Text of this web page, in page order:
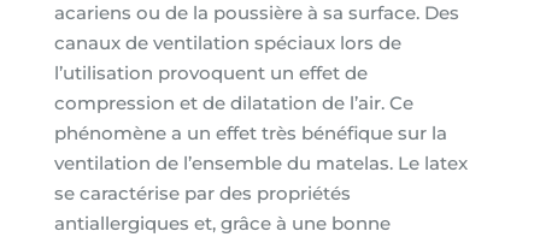
acariens ou de la poussière à sa surface. Des
canaux de ventilation spéciaux lors de
l’utilisation provoquent un effet de
compression et de dilatation de l’air. Ce
phénomène a un effet très bénéfique sur la
ventilation de l’ensemble du matelas. Le latex
se caractérise par des propriétés
antiallergiques et, grâce à une bonne